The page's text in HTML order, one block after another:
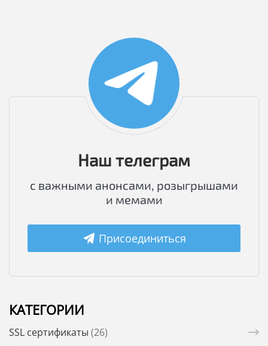
Наш телеграм
с важными анонсами, розыгрышами
и мемами
Присоединиться
КАТЕГОРИИ
SSL сертификаты (26)